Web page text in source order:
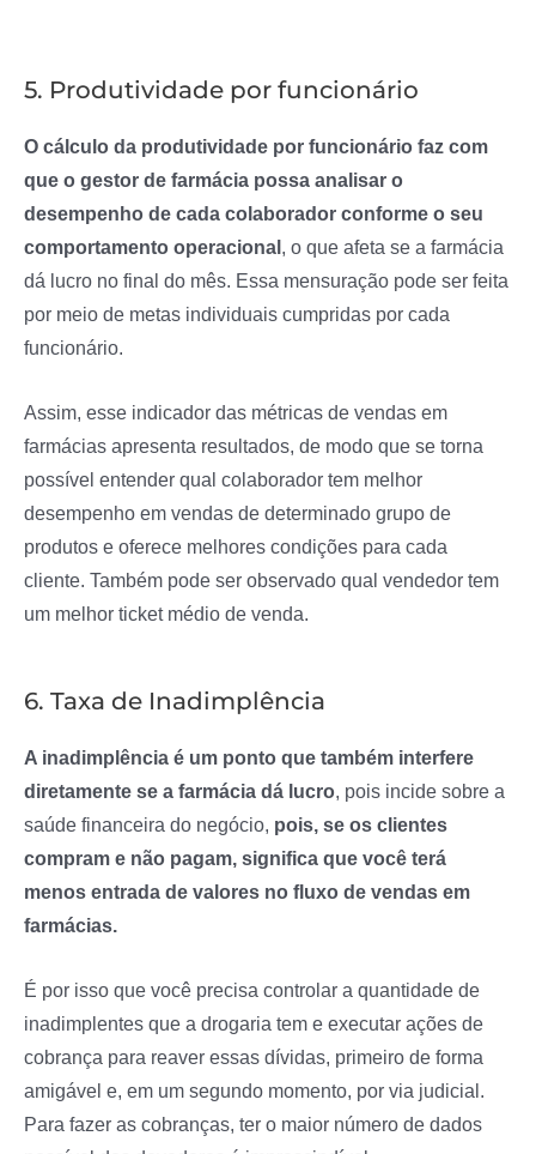
5. Produtividade por funcionário
O cálculo da produtividade por funcionário faz com
que o gestor de farmácia possa analisar o
desempenho de cada colaborador conforme o seu
comportamento operacional , o que afeta se a farmácia
dá lucro no final do mês. Essa mensuração pode ser feita
por meio de metas individuais cumpridas por cada
funcionário.
Assim, esse indicador das métricas de vendas em
farmácias apresenta resultados, de modo que se torna
possível entender qual colaborador tem melhor
desempenho em vendas de determinado grupo de
produtos e oferece melhores condições para cada
cliente. Também pode ser observado qual vendedor tem
um melhor ticket médio de venda.
6. Taxa de Inadimplência
A inadimplência é um ponto que também interfere
diretamente se a farmácia dá lucro, pois incide sobre a
saúde financeira do negócio, pois, se os clientes
compram e não pagam, significa que você terá
menos entrada de valores no fluxo de vendas em
farmácias.
É por isso que você precisa controlar a quantidade de
inadimplentes que a drogaria tem e executar ações de
cobrança para reaver essas dívidas, primeiro de forma
amigável e, em um segundo momento, por via judicial.
Para fazer as cobranças, ter o maior número de dados